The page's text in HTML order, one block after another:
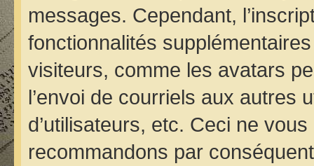
messages. Cependant,
fonctionnalités
visiteurs, comme les avatars
l’envoi de courriels aux autres
d’utilisateurs, etc. Ceci ne
recommandons par